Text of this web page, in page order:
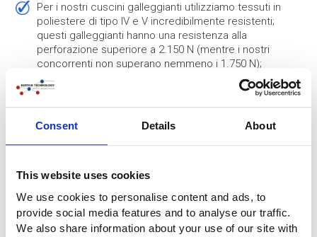
Consent Details About
This website uses cookies
We use cookies to personalise content and ads, to
provide social media features and to analyse our traffic.
We also share information about your use of our site with
Per i nostri cuscini galleggianti utilizziamo tessuti in
poliestere di tipo IV e V incredibilmente resistenti;
questi galleggianti hanno una resistenza alla
perforazione superiore a 2.150 N (mentre i nostri
concorrenti non superano nemmeno i 1.750 N);
Questi galleggianti richiedono una manutenzione
limitata e sono molto facili da pulire;
Possiamo personalizzare le borse e applicare il vostro
logo o la vostra impronta! Se volete, potete anche
Specifiche borse da paracadute